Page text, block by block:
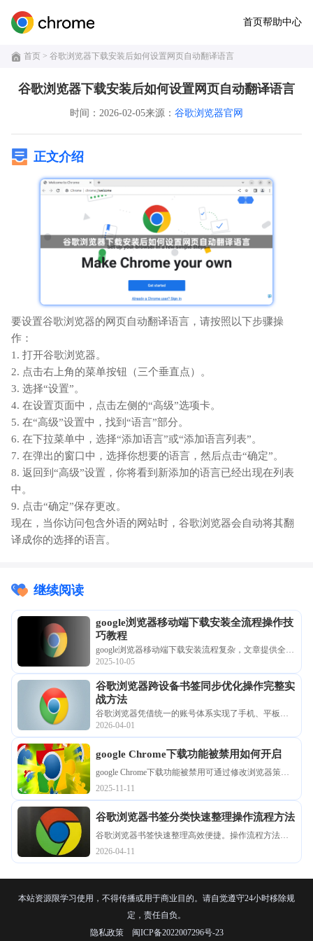
首页帮助中心
首页 > 谷歌浏览器下载安装后如何设置网页自动翻译语言
谷歌浏览器下载安装后如何设置网页自动翻译语言
时间：2026-02-05来源： 谷歌浏览器官网
正文介绍
要设置谷歌浏览器的网页自动翻译语言，请按照以下步骤操
作：
1. 打开谷歌浏览器。
2. 点击右上角的菜单按钮（三个垂直点）。
3. 选择“设置”。
4. 在设置页面中，点击左侧的“高级”选项卡。
5. 在“高级”设置中，找到“语言”部分。
6. 在下拉菜单中，选择“添加语言”或“添加语言列表”。
7. 在弹出的窗口中，选择你想要的语言，然后点击“确定”。
8. 返回到“高级”设置，你将看到新添加的语言已经出现在列表
中。
9. 点击“确定”保存更改。
现在，当你访问包含外语的网站时，谷歌浏览器会自动将其翻
译成你的选择的语言。
继续阅读
google浏览器移动端下载安装全流程操作技
巧教程
google浏览器移动端下载安装流程复杂，文章提供全流
程操作技巧教程，帮助用户掌握步骤并顺利完成手机
端安装。
2025-10-05
谷歌浏览器跨设备书签同步优化操作完整实
战方法
谷歌浏览器凭借统一的账号体系实现了手机、平板与
电脑间的数据高度互通。详细解析如何解决同步停
滞、优化加密传输设置以及在多端进行差异化同步的
操作步骤，确保您的浏览偏好与核心书签如影随形，
打造真正闭环的数字化移动办公体验。
2026-04-01
google Chrome下载功能被禁用如何开启
google Chrome下载功能被禁用可通过修改浏览器策
略、启用扩展及调整权限设置等方法恢复下载权限。
2025-11-11
谷歌浏览器书签分类快速整理操作流程方法
谷歌浏览器书签快速整理高效便捷。操作流程方法指
导用户科学分类和管理书签，实现信息有序整理，同
时方便跨设备访问和查找，提升办公效率。
2026-04-11
本站资源限学习使用，不得传播或用于商业目的。请自觉遵守24小时移除规
定，责任自负。
隐私政策
闽ICP备2022007296号-23